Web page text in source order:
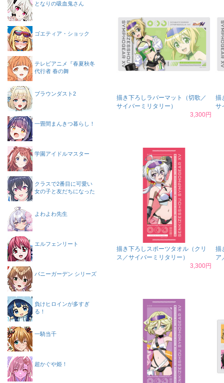
描き下ろしラバーマット（切歌／
サイバーミリタリー）
3,300円
描
サ
描き下ろしスポーツタオル（クリ
ス／サイバーミリタリー）
3,300円
描
ア
となりの吸血鬼さん
ゴエティア・ショック
テレビアニメ『春夏秋冬
代行者 春の舞
ブラウンダスト2
一畳間まんきつ暮らし！
学園アイドルマスター
クラスで2番目に可愛い
女の子と友だちになった
よわよわ先生
エルフェンリート
バニーガーデン シリーズ
負けヒロインが多すぎ
る！
一騎当千
超かぐや姫！